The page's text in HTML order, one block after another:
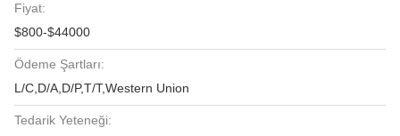
Fiyat:
$800-$44000
Ödeme Şartları:
L/C,D/A,D/P,T/T,Western Union
Tedarik Yeteneği: